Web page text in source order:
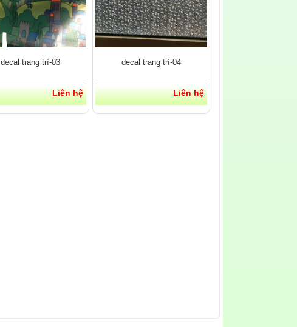
decal trang trí-03
Liên hệ
decal trang trí-04
Liên hệ